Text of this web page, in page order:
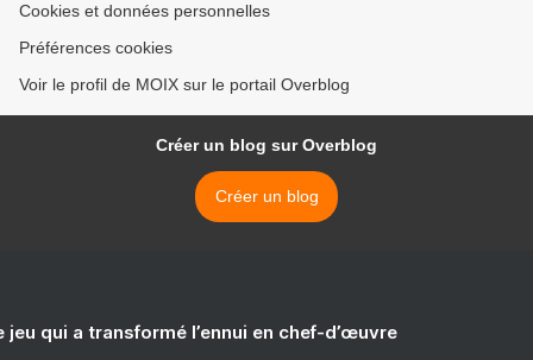
Cookies et données personnelles
Préférences cookies
Voir le profil de MOIX sur le portail Overblog
Créer un blog sur Overblog
Créer un blog
jeu qui a transformé l’ennui en chef-d’œuvre